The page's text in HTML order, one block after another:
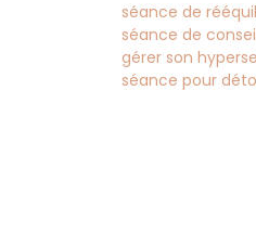
séance de
séance de
gérer son
séance pour